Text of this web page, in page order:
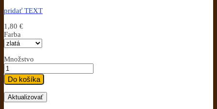
pridať TEXT
1,80 €
Farba
Množstvo
Do košíka